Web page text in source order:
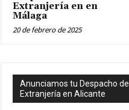
Extranjería en en
Málaga
20 de febrero de 2025
Anunciamos tu Despacho de
Extranjería en Alicante